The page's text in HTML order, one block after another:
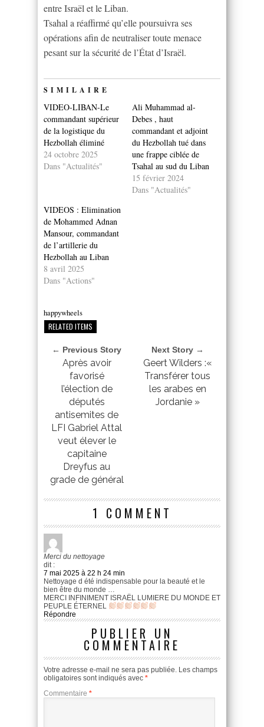
entre Israël et le Liban.
Tsahal a réaffirmé qu’elle poursuivra ses
opérations afin de neutraliser toute menace
pesant sur la sécurité de l’État d’Israël.
SIMILAIRE
VIDEO-LIBAN-Le
commandant supérieur
de la logistique du
Hezbollah éliminé
24 octobre 2025
Dans "Actualités"
Ali Muhammad al-
Debes , haut
commandant et adjoint
du Hezbollah tué dans
une frappe ciblée de
Tsahal au sud du Liban
15 février 2024
Dans "Actualités"
VIDEOS : Elimination
de Mohammed Adnan
Mansour, commandant
de l’artillerie du
Hezbollah au Liban
8 avril 2025
Dans "Actions"
happywheels
RELATED ITEMS
← Previous Story
Après avoir
favorisé
l’élection de
députés
antisemites de
LFI Gabriel Attal
veut élever le
capitaine
Dreyfus au
grade de général
Next Story →
Geert Wilders :«
Transférer tous
les arabes en
Jordanie »
1 COMMENT
Merci du nettoyage
dit :
7 mai 2025 à 22 h 24 min
Nettoyage d été indispensable pour la beauté et le
bien être du monde …
MERCI INFINIMENT ISRAËL LUMIERE DU MONDE ET
PEUPLE ÉTERNEL
Répondre
PUBLIER UN
COMMENTAIRE
Votre adresse e-mail ne sera pas publiée. Les champs
obligatoires sont indiqués avec *
Commentaire *